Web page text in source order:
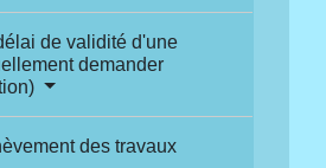
de validité d'une
demander
des travaux